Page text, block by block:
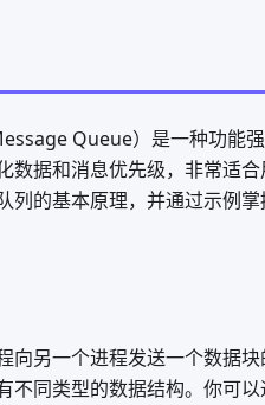
Queue）是一种功能
据和消息优先级，非常适
列的基本原理，并通过示例
向另一个进程发送一个数据
同类型的数据结构。你可